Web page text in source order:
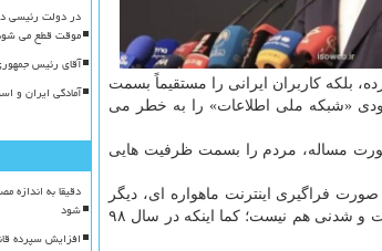
بلکه کاربران ایرانی را مستقیماً بسمت
«شبکه ملی اطلاعات» را به خطر می
صورت مساله، مردم را بسمت ظرفیت هایی
فراگیری اینترنت ماهواره ای، دیگر
ابزاری برای اعمال حاکمیت وجود نخواهد داشت. او اشاره کرد: «مدیریت صحنه با ابزار فنی موثر نیست و شدنی هم نیست؛ کما اینکه در سال ۹۸
موقت قطع می شود
آقای رئیس
آمادگی ایران و
دقیقا به
شود
افزایش سپرده